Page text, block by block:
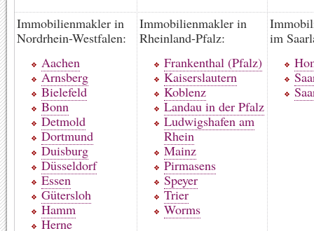
Immobilienmakler in
Nordrhein-Westfalen:
Aachen
Arnsberg
Bielefeld
Bonn
Detmold
Dortmund
Duisburg
Düsseldorf
Essen
Gütersloh
Hamm
Herne
Immobilienmakler in
Rheinland-Pfalz:
Frankenthal (Pfalz)
Kaiserslautern
Koblenz
Landau in der Pfalz
Ludwigshafen am
Rhein
Mainz
Pirmasens
Speyer
Trier
Worms
im